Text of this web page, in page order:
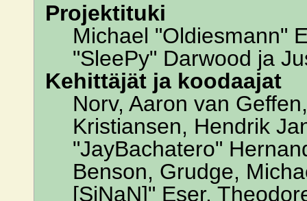
Projektituki
Michael "Oldiesmann"
"SleePy" Darwood ja
Kehittäjät ja koodaajat
Norv, Aaron van
Kristiansen, Hendrik
"JayBachatero"
Benson, Grudge,
[SiNaN]" Eser,